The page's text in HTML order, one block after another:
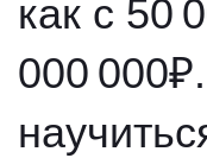
как с 50
000